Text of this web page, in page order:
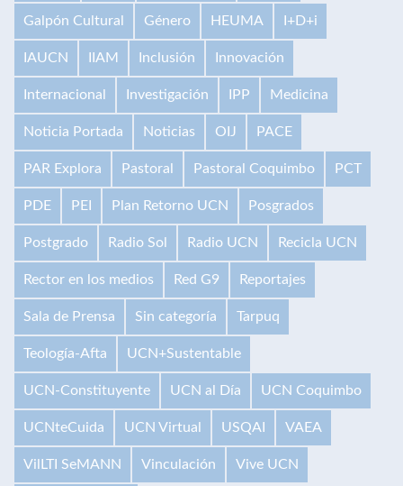
Galpón Cultural Género HEUMA I+D+i
IAUCN IIAM Inclusión Innovación
Internacional Investigación IPP Medicina
Noticia Portada Noticias OIJ PACE
PAR Explora Pastoral Pastoral Coquimbo PCT
PDE PEI Plan Retorno UCN Posgrados
Postgrado Radio Sol Radio UCN Recicla UCN
Rector en los medios Red G9 Reportajes
Sala de Prensa Sin categoría Tarpuq
Teología-Afta UCN+Sustentable
UCN-Constituyente UCN al Día UCN Coquimbo
UCNteCuida UCN Virtual USQAI VAEA
VilLTI SeMANN Vinculación Vive UCN